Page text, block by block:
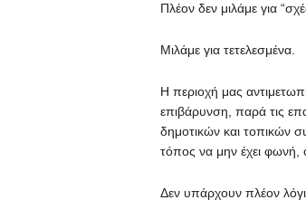
Πλέον δεν μιλάμε για
Μιλάμε για τετελεσμένα.
Η περιοχή μας
επιβάρυνση, παρά τις
δημοτικών και τοπικών
τόπος να μην έχει φωνή,
Δεν υπάρχουν πλέον